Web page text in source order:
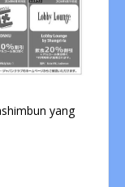
yang